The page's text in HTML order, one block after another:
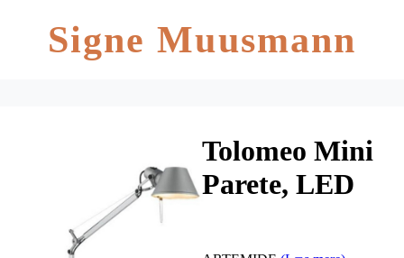
Signe Muusmann
Tolomeo Mini
Parete, LED